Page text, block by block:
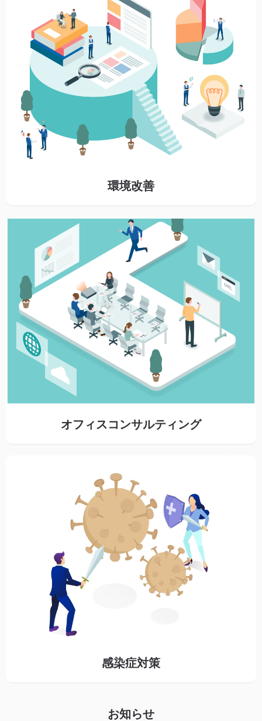
環境改善
オフィスコンサルティング
感染症対策
お知らせ